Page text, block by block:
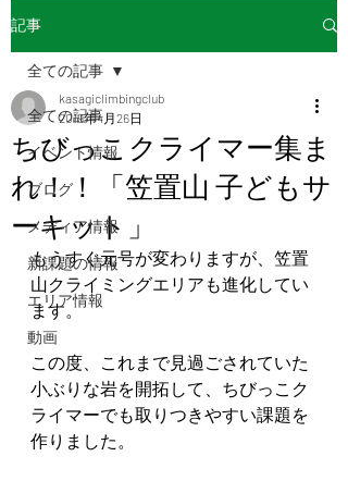
記事
全ての記事
イベント情報
ブログ
メディア情報
新課題の情報
エリア情報
動画
全ての記事
ちびっこクライマー集ま
れ！！「笠置山 子どもサ
ーキット」
kasagiclimbingclub
2019年4月26日
もうすぐ元号が変わりますが、笠置
山クライミングエリアも進化してい
ます。
この度、これまで見過ごされていた
小ぶりな岩を開拓して、ちびっこク
ライマーでも取りつきやすい課題を
作りました。